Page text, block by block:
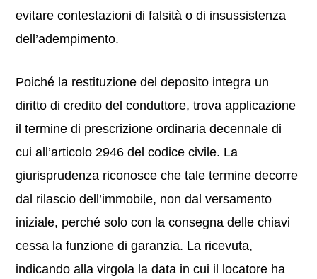
evitare contestazioni di falsità o di insussistenza
dell’adempimento.
Poiché la restituzione del deposito integra un
diritto di credito del conduttore, trova applicazione
il termine di prescrizione ordinaria decennale di
cui all’articolo 2946 del codice civile. La
giurisprudenza riconosce che tale termine decorre
dal rilascio dell’immobile, non dal versamento
iniziale, perché solo con la consegna delle chiavi
cessa la funzione di garanzia. La ricevuta,
indicando alla virgola la data in cui il locatore ha